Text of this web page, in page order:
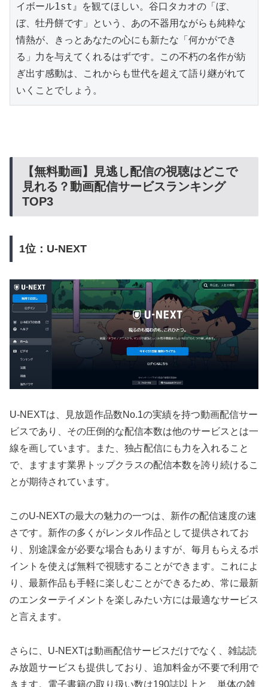
イボール1st』を観てほしい。谷口タカオの「ぼ、
ぼ、牡丹餅です」という、あの不器用ながらも純粋な
情熱が、きっとあなたの心にも新たな「何かができ
る」力を与えてくれるはずです。この不朽の名作が紡
ぎ出す感動は、これからも世代を超えて語り継がれて
いくことでしょう。
【無料動画】見逃し配信の視聴はどこで
見れる？動画配信サービスランキング
TOP3
1位：U-NEXT
U-NEXTは、見放題作品数No.1の実績を持つ動画配信サー
ビスであり、その圧倒的な配信本数は他のサービスとは一
線を画しています。また、独占配信にも力を入れること
で、ますます業界トップクラスの配信本数を誇り続けるこ
とが期待されています。
このU-NEXTの最大の魅力の一つは、新作の配信速度の速
さです。新作の多くがレンタル作品として提供されてお
り、別途課金が必要な場合もありますが、毎月もらえるポ
イントを使えば無料で視聴することができます。これによ
り、最新作品も手軽に楽しむことができるため、常に最新
のエンターテイメントを楽しみたい方には最適なサービス
と言えます。
さらに、U-NEXTは動画配信サービスだけでなく、雑誌読
み放題サービスも提供しており、追加料金が不要で利用で
きます。電子書籍の取り扱い数は190誌以上と、単体の雑